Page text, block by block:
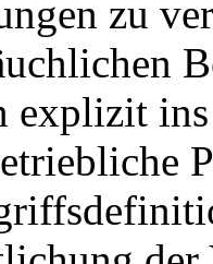
zu
ins